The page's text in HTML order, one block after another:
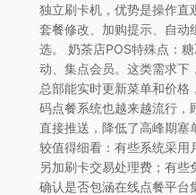
独立刷卡机，优势是操作直
套餐修改、加购提示、自动
选。 奶茶店POS特殊点：
动、集点会员。这类需求
总部能实时更新菜单和价格
码点餐系统也越来越流行，
直接推送，降低了高峰期塞
较值得细看：有些系统采
另加刷卡交易处理费；有
确认是否包涵在线点餐平台